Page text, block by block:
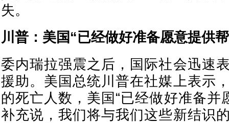
失。
川普：美国“已经做好准备愿意提供
委内瑞拉强震之后，国际社会迅速
援助。美国总统川普在社媒上表示
的死亡人数，美国“已经做好准备并
补充说，我们将与我们这些新结识